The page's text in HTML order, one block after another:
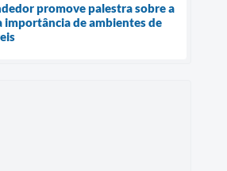
promove palestra sobre a
importância de ambientes de